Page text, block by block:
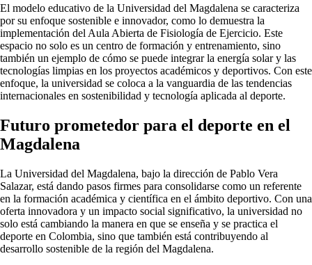
El modelo educativo de la Universidad del Magdalena se caracteriza
por su enfoque sostenible e innovador, como lo demuestra la
implementación del Aula Abierta de Fisiología de Ejercicio. Este
espacio no solo es un centro de formación y entrenamiento, sino
también un ejemplo de cómo se puede integrar la energía solar y las
tecnologías limpias en los proyectos académicos y deportivos. Con este
enfoque, la universidad se coloca a la vanguardia de las tendencias
internacionales en sostenibilidad y tecnología aplicada al deporte.
Futuro prometedor para el deporte en el
Magdalena
La Universidad del Magdalena, bajo la dirección de Pablo Vera
Salazar, está dando pasos firmes para consolidarse como un referente
en la formación académica y científica en el ámbito deportivo. Con una
oferta innovadora y un impacto social significativo, la universidad no
solo está cambiando la manera en que se enseña y se practica el
deporte en Colombia, sino que también está contribuyendo al
desarrollo sostenible de la región del Magdalena.